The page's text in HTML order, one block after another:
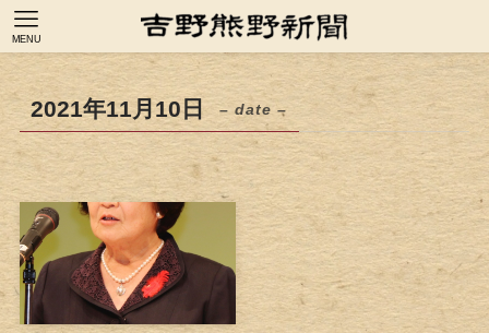
MENU
2021年11月10日 – date –